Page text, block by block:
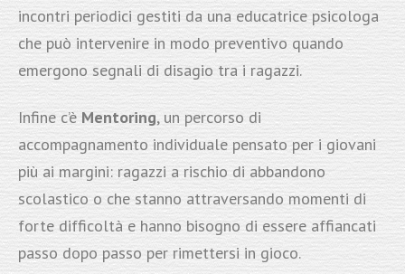
incontri periodici gestiti da una educatrice psicologa
che può intervenire in modo preventivo quando
emergono segnali di disagio tra i ragazzi.
Infine c’è Mentoring, un percorso di
accompagnamento individuale pensato per i giovani
più ai margini: ragazzi a rischio di abbandono
scolastico o che stanno attraversando momenti di
forte difficoltà e hanno bisogno di essere affiancati
passo dopo passo per rimettersi in gioco.